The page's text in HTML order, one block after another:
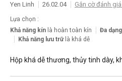
Yen Linh 26.02.04 Gắn cờ đánh
Lựa chọn :
Khả năng kín là hoàn toàn kín Đa dạng
Khả năng lưu trữlà khá dễ
Hộp khá dễ thương, thủy tinh dày,